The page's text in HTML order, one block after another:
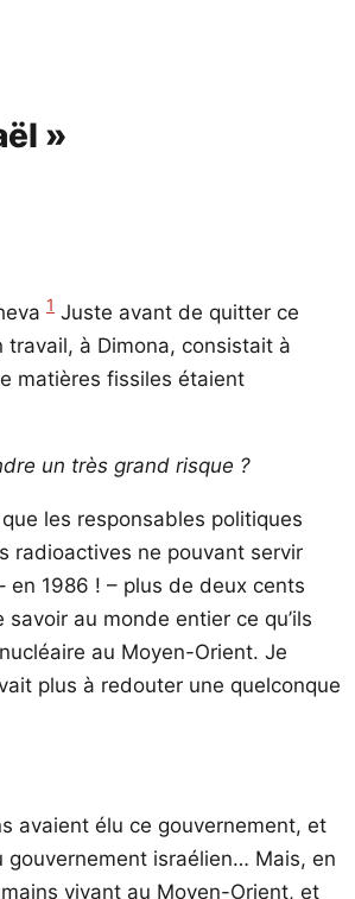
»
1 Juste avant de quitter ce
travail, à Dimona, consistait à
matières fissiles étaient
un très grand risque ?
les responsables politiques
radioactives ne pouvant servir
en 1986 ! – plus de deux cents
au monde entier ce qu’ils
au Moyen-Orient. Je
plus à redouter une quelconque
avaient élu ce gouvernement, et
gouvernement israélien… Mais, en
vivant au Moyen-Orient, et